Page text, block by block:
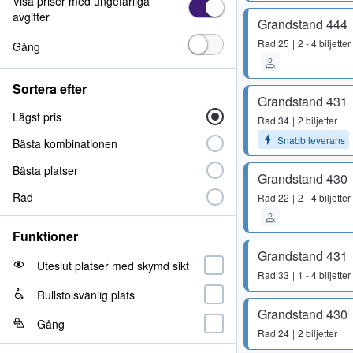
Grandstand 444
Rad 25 2 - 4 biljetter
Grandstand 431
Rad 34
2 biljetter
Snabb leverans
Grandstand 430
Rad 22 2 - 4 biljetter
Grandstand 431
Rad 33 1 - 4 biljetter
Grandstand 430
Rad 24 2 biljetter
avgifter
Gång
Sortera efter
Lägst pris
Bästa kombinationen
Bästa platser
Rad
Funktioner
Uteslut platser med skymd sikt
Rullstolsvänlig plats
Gång